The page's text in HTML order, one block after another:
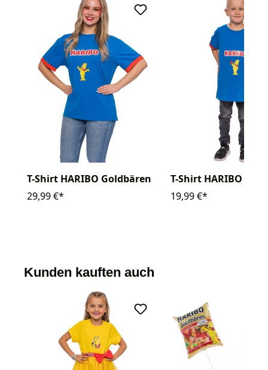
T-Shirt HARIBO Goldbären
29,99 €*
T-Shirt HARIBO
19,99 €*
Kunden kauften auch